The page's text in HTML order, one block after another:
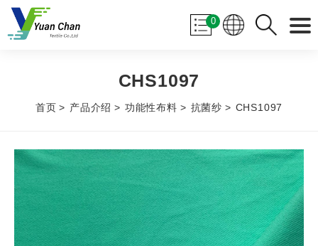
0
CHS1097
首页 产品介绍 功能性布料 抗菌纱 CHS1097